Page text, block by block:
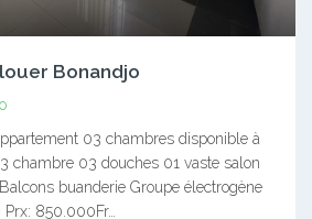
Bonandjo
03 chambres disponible à
chambre 03 douches 01 vaste salon
buanderie Groupe électrogène
850.000Fr…